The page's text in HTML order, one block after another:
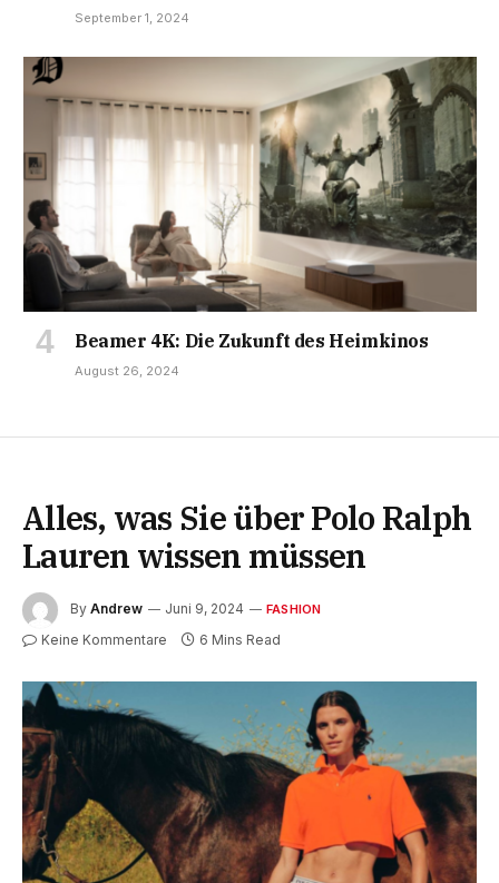
September 1, 2024
Beamer 4K: Die Zukunft des Heimkinos
August 26, 2024
Alles, was Sie über Polo Ralph
Lauren wissen müssen
By Andrew Juni 9, 2024 FASHION
Keine Kommentare 6 Mins Read